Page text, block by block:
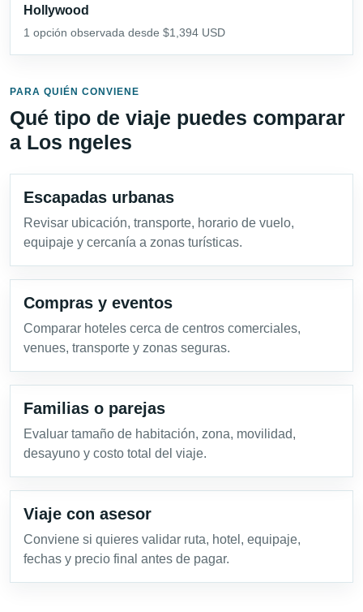
Hollywood
1 opción observada desde $1,394 USD
PARA QUIÉN CONVIENE
Qué tipo de viaje puedes comparar
a Los ngeles
Escapadas urbanas
Revisar ubicación, transporte, horario de vuelo,
equipaje y cercanía a zonas turísticas.
Compras y eventos
Comparar hoteles cerca de centros comerciales,
venues, transporte y zonas seguras.
Familias o parejas
Evaluar tamaño de habitación, zona, movilidad,
desayuno y costo total del viaje.
Viaje con asesor
Conviene si quieres validar ruta, hotel, equipaje,
fechas y precio final antes de pagar.